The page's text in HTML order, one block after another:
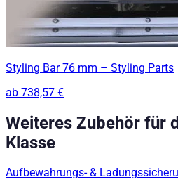
Styling Bar 76 mm – Styling Parts
ab 738,57 €
Weiteres Zubehör für
Klasse
Aufbewahrungs- &